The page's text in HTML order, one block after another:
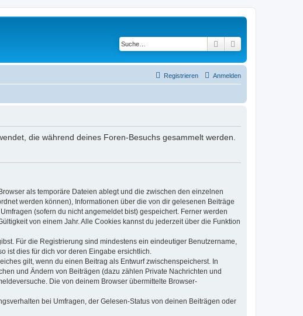
Suche
Anmelden
Registrieren
die während deines Foren-Besuchs gesammelt werden.
als temporäre Dateien ablegt und die zwischen den einzelnen
werden können), Informationen über die von dir gelesenen Beiträge
(sofern du nicht angemeldet bist) gespeichert. Ferner werden
von einem Jahr. Alle Cookies kannst du jederzeit über die Funktion
Für die Registrierung sind mindestens ein eindeutiger Benutzername,
ist dies für dich vor deren Eingabe ersichtlich.
gilt, wenn du einen Beitrag als Entwurf zwischenspeicherst. In
und Ändern von Beiträgen (dazu zählen Private Nachrichten und
Die von deinem Browser übermittelte Browser-
bei Umfragen, der Gelesen-Status von deinen Beiträgen oder